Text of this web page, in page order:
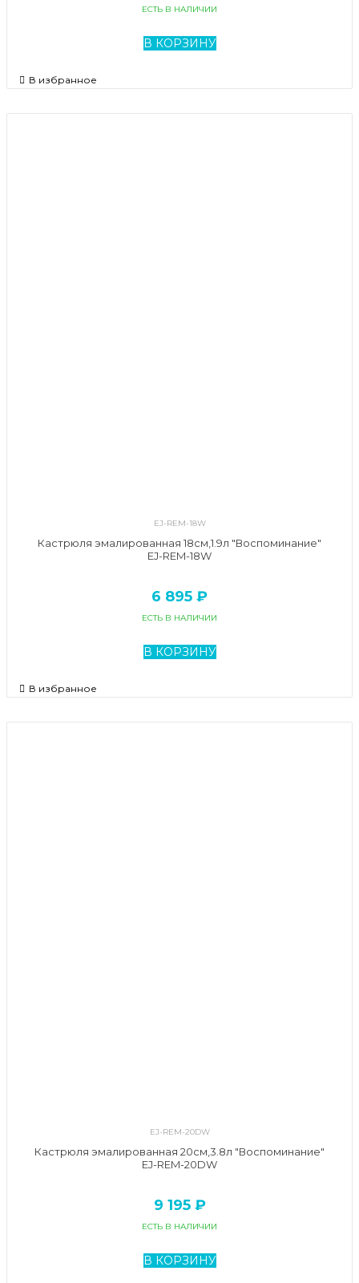
ЕСТЬ В НАЛИЧИИ
В КОРЗИНУ
В избранное
EJ-REM-18W
Кастрюля эмалированная 18см,1.9л "Воспоминание"
EJ-REM-18W
6 895 ₽
ЕСТЬ В НАЛИЧИИ
В КОРЗИНУ
В избранное
EJ-REM-20DW
Кастрюля эмалированная 20см,3.8л "Воспоминание"
EJ-REM-20DW
9 195 ₽
ЕСТЬ В НАЛИЧИИ
В КОРЗИНУ